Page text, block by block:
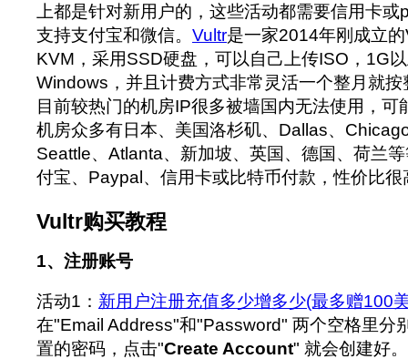
上都是针对新用户的，这些活动都需要信用卡
支持支付宝和微信。 Vultr是一家2014年刚成立
KVM，采用SSD硬盘，可以自己上传ISO，1G
Windows，并且计费方式非常灵活一个整月就
目前较热门的机房IP很多被墙国内无法使用，可
机房众多有日本、美国洛杉矶、Dallas、
Seattle、Atlanta、新加坡、英国、德国、荷兰
付宝、Paypal、信用卡或比特币付款，性价比很
Vultr购买教程
1、注册账号
活动1： 新用户注册充值多少增多少(最多赠100
在"Email Address"和"Password" 两个空格里分
置的密码，点击"Create Account" 就会创建好。